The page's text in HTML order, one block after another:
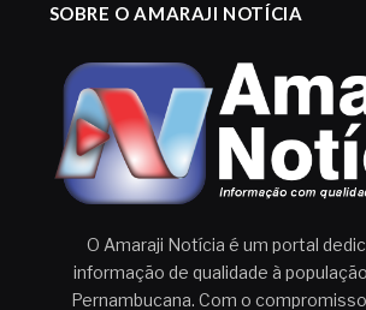
SOBRE O AMARAJI NOTÍCIA
O Amaraji Notícia é um portal
informação de qualidade à
Pernambucana. Com o